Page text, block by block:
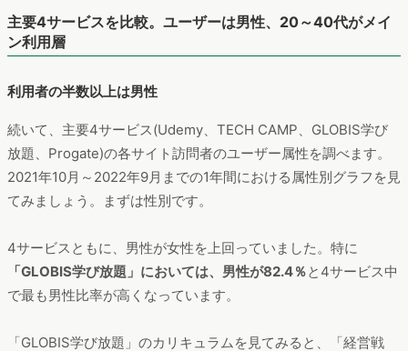
主要4サービスを比較。ユーザーは男性、20～40代がメイ
ン利用層
利用者の半数以上は男性
続いて、主要4サービス(Udemy、TECH CAMP、GLOBIS学び
放題、Progate)の各サイト訪問者のユーザー属性を調べます。
2021年10月～2022年9月までの1年間における属性別グラフを見
てみましょう。まずは性別です。
4サービスともに、男性が女性を上回っていました。特に
「GLOBIS学び放題」においては、男性が82.4％と4サービス中
で最も男性比率が高くなっています。
「GLOBIS学び放題」のカリキュラムを見てみると、「経営戦